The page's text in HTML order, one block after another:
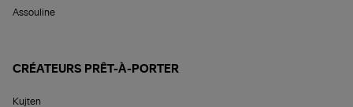
Assouline
CRÉATEURS PRÊT-À-PORTER
Kujten